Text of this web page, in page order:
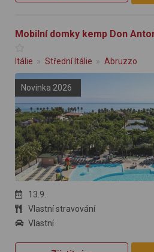
Mobilní domky kemp Don
Itálie Střední Itálie Abruzzo
Novinka 2026
13.9.
Vlastní stravování
Vlastní